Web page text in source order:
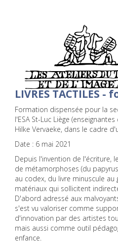
LIVRES TACTILES
Formation dispensée pour la
l'ESA St-Luc Liège
Hilke Vervaeke, dans le cadre
Date : 6 mai 2021
Depuis l'invention de l'écriture,
de métamorphoses (du
au codex, du livre minuscule
matériaux qui sollicitent
D'abord adressé aux
s'est vu valoriser comme
d'innovation par des artistes
mais aussi comme outil
enfance.